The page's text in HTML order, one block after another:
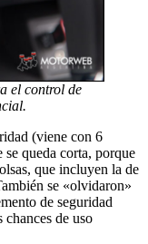
el control de
(viene con 6
queda corta, porque
que incluyen la de
se «olvidaron»
de seguridad
de uso